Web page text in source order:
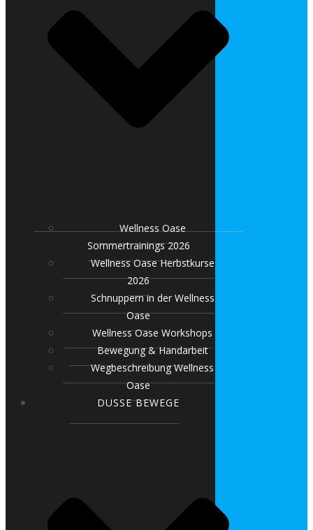
Wellness Oase
Sommertrainings 2026
Wellness Oase Herbstkurse
2026
Schnuppern in der Wellness
Oase
Wellness Oase Workshops
Bewegung & Handarbeit
Wegbeschreibung Wellness
Oase
DUSSE BEWEGE